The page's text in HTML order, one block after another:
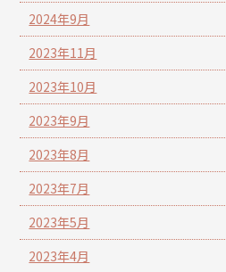
2024年9月
2023年11月
2023年10月
2023年9月
2023年8月
2023年7月
2023年5月
2023年4月